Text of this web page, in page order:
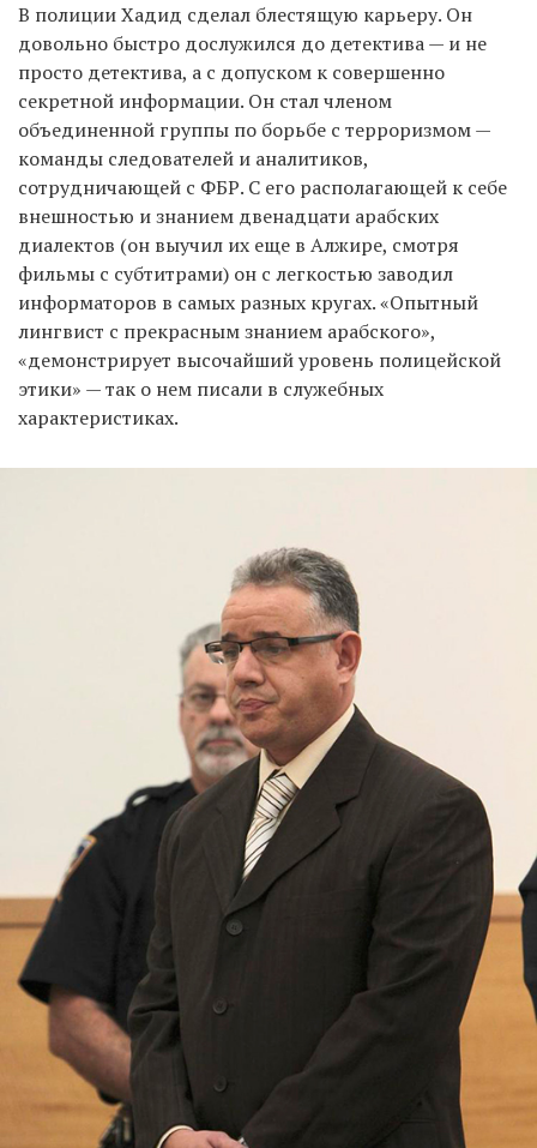
В полиции Хадид сделал блестящую карьеру. Он
довольно быстро дослужился до детектива — и не
просто детектива, а с допуском к совершенно
секретной информации. Он стал членом
объединенной группы по борьбе с терроризмом —
команды следователей и аналитиков,
сотрудничающей с ФБР. С его располагающей к себе
внешностью и знанием двенадцати арабских
диалектов (он выучил их еще в Алжире, смотря
фильмы с субтитрами) он с легкостью заводил
информаторов в самых разных кругах. «Опытный
лингвист с прекрасным знанием арабского»,
«демонстрирует высочайший уровень полицейской
этики» — так о нем писали в служебных
характеристиках.